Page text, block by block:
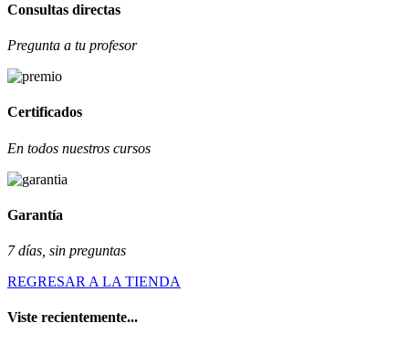
Consultas directas
Pregunta a tu profesor
Certificados
En todos nuestros cursos
Garantía
7 días, sin preguntas
REGRESAR A LA TIENDA
Viste recientemente...